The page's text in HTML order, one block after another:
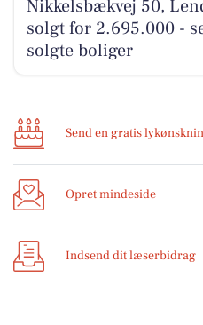
Nikkelsbækvej 50,
solgt for 2.695.000 -
solgte boliger
Send en gratis
Opret mindeside
Indsend dit læserbidrag